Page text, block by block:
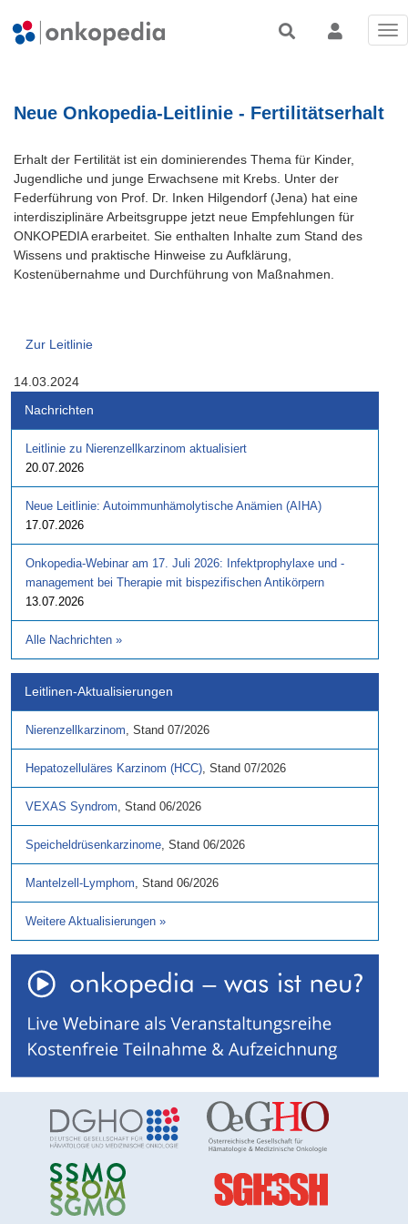
Neue Onkopedia-Leitlinie - Fertilitätserhalt
Erhalt der Fertilität ist ein dominierendes Thema für Kinder,
Jugendliche und junge Erwachsene mit Krebs. Unter der
Federführung von Prof. Dr. Inken Hilgendorf (Jena) hat eine
interdisziplinäre Arbeitsgruppe jetzt neue Empfehlungen für
ONKOPEDIA erarbeitet. Sie enthalten Inhalte zum Stand des
Wissens und praktische Hinweise zu Aufklärung,
Kostenübernahme und Durchführung von Maßnahmen.
Zur Leitlinie
14.03.2024
Nachrichten
Leitlinie zu Nierenzellkarzinom aktualisiert
20.07.2026
Neue Leitlinie: Autoimmunhämolytische Anämien (AIHA)
17.07.2026
Onkopedia-Webinar am 17. Juli 2026: Infektprophylaxe und -
management bei Therapie mit bispezifischen Antikörpern
13.07.2026
Alle Nachrichten »
Leitlinen-Aktualisierungen
Nierenzellkarzinom, Stand 07/2026
Hepatozelluläres Karzinom (HCC), Stand 07/2026
VEXAS Syndrom, Stand 06/2026
Speicheldrüsenkarzinome, Stand 06/2026
Mantelzell-Lymphom, Stand 06/2026
Weitere Aktualisierungen »